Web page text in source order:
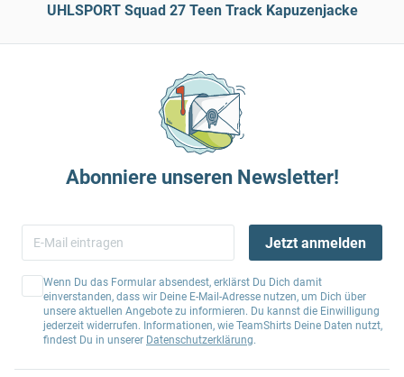
UHLSPORT Squad 27 Teen Track Kapuzenjacke
Abonniere unseren Newsletter!
Jetzt anmelden
Wenn Du das Formular absendest, erklärst Du Dich damit
einverstanden, dass wir Deine E-Mail-Adresse nutzen, um Dich über
unsere aktuellen Angebote zu informieren. Du kannst die Einwilligung
jederzeit widerrufen. Informationen, wie TeamShirts Deine Daten nutzt,
findest Du in unserer Datenschutzerklärung.